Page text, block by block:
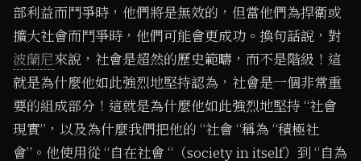
部利益而鬥爭時，他們將是無效的，但當他們為捍衛或
擴大社會而鬥爭時，他們可能會更成功。換句話說，對
波蘭尼來說，社會是超然的歷史範疇，而不是階級！這
就是為什麼他如此強烈地堅持認為，社會是一個非常重
要的組成部分！這就是為什麼他如此強烈地堅持 “社會
現實”，以及為什麼我們把他的 “社會 “稱為 “積極社
會”。他使用從 “自在社會 “（society in itself）到 “自為